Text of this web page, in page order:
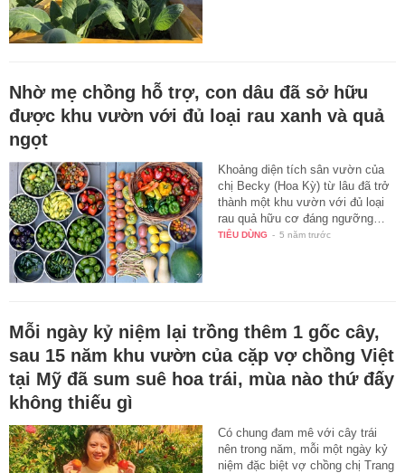
Nhờ mẹ chồng hỗ trợ, con dâu đã sở hữu
được khu vườn với đủ loại rau xanh và quả
ngọt
Khoảng diện tích sân vườn của
chị Becky (Hoa Kỳ) từ lâu đã trở
thành một khu vườn với đủ loại
rau quả hữu cơ đáng ngưỡng…
TIÊU DÙNG - 5 năm trước
Mỗi ngày kỷ niệm lại trồng thêm 1 gốc cây,
sau 15 năm khu vườn của cặp vợ chồng Việt
tại Mỹ đã sum suê hoa trái, mùa nào thứ đấy
không thiếu gì
Có chung đam mê với cây trái
nên trong năm, mỗi một ngày kỷ
niệm đặc biệt vợ chồng chị Trang